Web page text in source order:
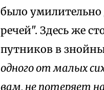
было умилительно
речей". Здесь же
путников в
одного от малых
вам, не потеряет